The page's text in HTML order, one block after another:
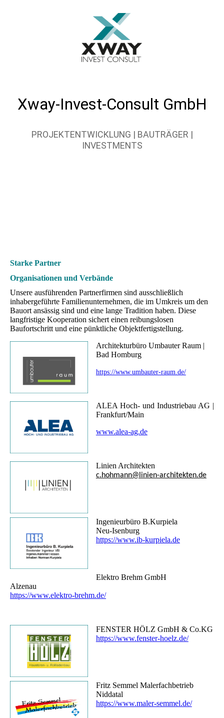
Xway-Invest-Consult GmbH
PROJEKTENTWICKLUNG | BAUTRÄGER |
INVESTMENTS
Starke Partner
Organisationen und Verbände
Unsere ausführenden Partnerfirmen sind ausschließlich
inhabergeführte Familienunternehmen, die im Umkreis um den
Bauort ansässig sind und eine lange Tradition haben. Diese
langfristige Kooperation sichert einen reibungslosen
Baufortschritt und eine pünktliche Objektfertigstellung.
Architekturbüro Umbauter Raum |
Bad Homburg
https://www.umbauter-raum.de/
ALEA Hoch- und Industriebau AG |
Frankfurt/Main
www.alea-ag.de
Linien Architekten
c.hohmann@linien-architekten.de
Ingenieurbüro B.Kurpiela
Neu-Isenburg
https://www.ib-kurpiela.de
Elektro Brehm GmbH
Alzenau
https://www.elektro-brehm.de/
FENSTER HÖLZ GmbH & Co.KG
https://www.fenster-hoelz.de/
Fritz Semmel Malerfachbetrieb
Niddatal
https://www.maler-semmel.de/